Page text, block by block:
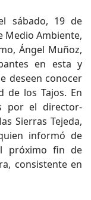
sábado, 19 de
Medio Ambiente,
Ángel Muñoz,
en esta y
deseen conocer
de los Tajos. En
por el director-
Sierras Tejeda,
informó de
próximo fin de
consistente en